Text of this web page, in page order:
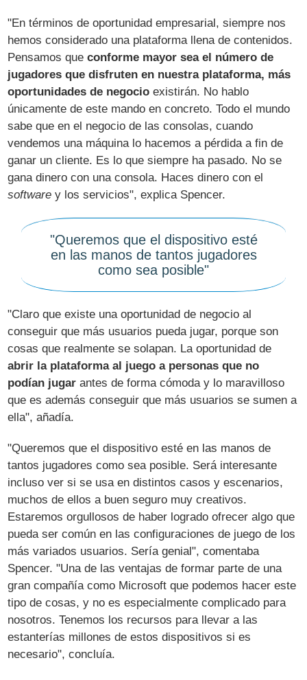
"En términos de oportunidad empresarial, siempre nos
hemos considerado una plataforma llena de contenidos.
Pensamos que conforme mayor sea el número de
jugadores que disfruten en nuestra plataforma, más
oportunidades de negocio existirán. No hablo
únicamente de este mando en concreto. Todo el mundo
sabe que en el negocio de las consolas, cuando
vendemos una máquina lo hacemos a pérdida a fin de
ganar un cliente. Es lo que siempre ha pasado. No se
gana dinero con una consola. Haces dinero con el
software y los servicios", explica Spencer.
"Queremos que el dispositivo esté
en las manos de tantos jugadores
como sea posible"
"Claro que existe una oportunidad de negocio al
conseguir que más usuarios pueda jugar, porque son
cosas que realmente se solapan. La oportunidad de
abrir la plataforma al juego a personas que no
podían jugar antes de forma cómoda y lo maravilloso
que es además conseguir que más usuarios se sumen a
ella", añadía.
"Queremos que el dispositivo esté en las manos de
tantos jugadores como sea posible. Será interesante
incluso ver si se usa en distintos casos y escenarios,
muchos de ellos a buen seguro muy creativos.
Estaremos orgullosos de haber logrado ofrecer algo que
pueda ser común en las configuraciones de juego de los
más variados usuarios. Sería genial", comentaba
Spencer. "Una de las ventajas de formar parte de una
gran compañía como Microsoft que podemos hacer este
tipo de cosas, y no es especialmente complicado para
nosotros. Tenemos los recursos para llevar a las
estanterías millones de estos dispositivos si es
necesario", concluía.